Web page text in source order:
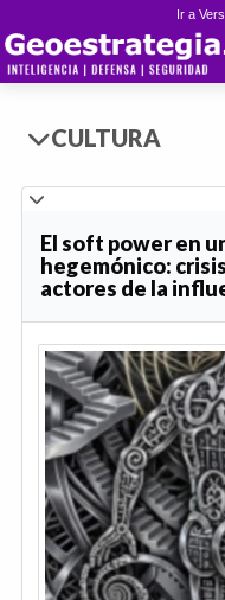
Ir a
CULTURA
El soft power en
hegemónico:
actores de la